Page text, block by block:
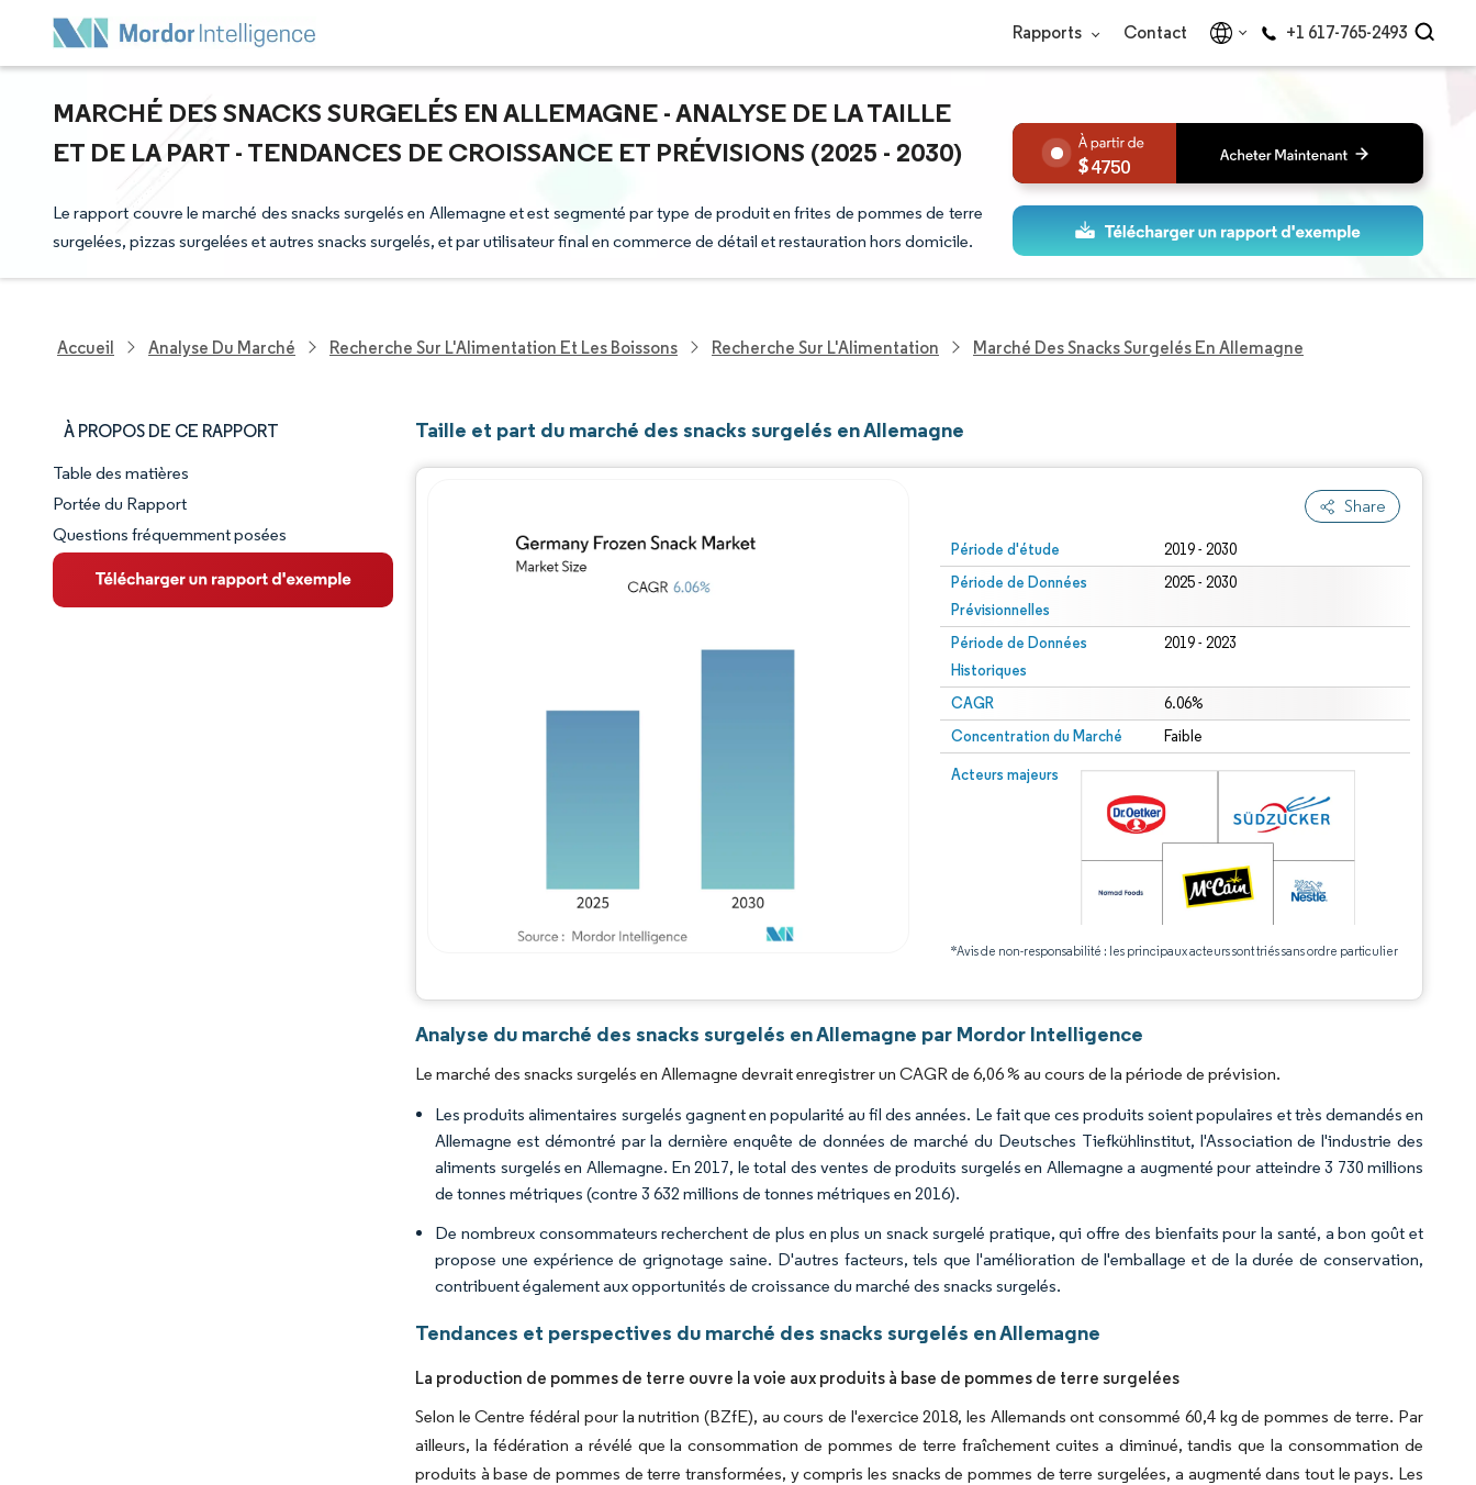
Rapports Contact +1 617-765-2493
MARCHÉ DES SNACKS SURGELÉS EN ALLEMAGNE - ANALYSE DE LA TAILLE
ET DE LA PART - TENDANCES DE CROISSANCE ET PRÉVISIONS (2025 - 2030)
Le rapport couvre le marché des snacks surgelés en Allemagne et est segmenté par type de produit en frites de pommes de terre
surgelées, pizzas surgelées et autres snacks surgelés, et par utilisateur final en commerce de détail et restauration hors domicile.
4750
Accueil Analyse Du Marché Recherche Sur L'Alimentation Et Les Boissons Recherche Sur L'Alimentation Marché Des Snacks Surgelés En Allemagne
À PROPOS DE CE RAPPORT
Aperçu du marché
VUE D’ENSEMBLE DU MARCHÉ
Principales tendances du marché
Table des matières
Portée du Rapport
Questions fréquemment posées
Taille et part du marché des snacks surgelés en Allemagne
Share
Période d'étude 2019 - 2030
Période de Données
Prévisionnelles
2025 - 2030
Période de Données
Historiques
2019 - 2023
CAGR 6.06%
Concentration du Marché Faible
Acteurs majeurs
*Avis de non-responsabilité : les principaux acteurs sont triés sans ordre particulier
Analyse du marché des snacks surgelés en Allemagne par Mordor Intelligence
Le marché des snacks surgelés en Allemagne devrait enregistrer un CAGR de 6,06 % au cours de la période de prévision.
Les produits alimentaires surgelés gagnent en popularité au fil des années. Le fait que ces produits soient populaires et très demandés en
Allemagne est démontré par la dernière enquête de données de marché du Deutsches Tiefkühlinstitut, l'Association de l'industrie des
aliments surgelés en Allemagne. En 2017, le total des ventes de produits surgelés en Allemagne a augmenté pour atteindre 3 730 millions
de tonnes métriques (contre 3 632 millions de tonnes métriques en 2016).
De nombreux consommateurs recherchent de plus en plus un snack surgelé pratique, qui offre des bienfaits pour la santé, a bon goût et
propose une expérience de grignotage saine. D'autres facteurs, tels que l'amélioration de l'emballage et de la durée de conservation,
contribuent également aux opportunités de croissance du marché des snacks surgelés.
Tendances et perspectives du marché des snacks surgelés en Allemagne
La production de pommes de terre ouvre la voie aux produits à base de pommes de terre surgelées
Selon le Centre fédéral pour la nutrition (BZfE), au cours de l'exercice 2018, les Allemands ont consommé 60,4 kg de pommes de terre. Par
ailleurs, la fédération a révélé que la consommation de pommes de terre fraîchement cuites a diminué, tandis que la consommation de
produits à base de pommes de terre transformées, y compris les snacks de pommes de terre surgelées, a augmenté dans tout le pays. Les